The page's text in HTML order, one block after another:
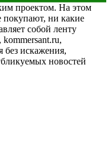
проектом. На этом
покупают, ни какие
собой ленту
kommersant.ru,
без искажения,
новостей